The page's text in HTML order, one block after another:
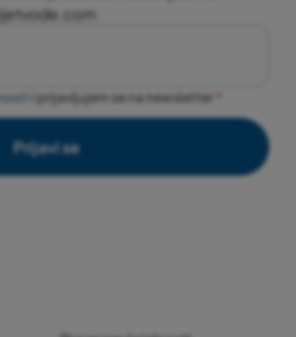
i prijavljujem se na newsletter
Prijavi se